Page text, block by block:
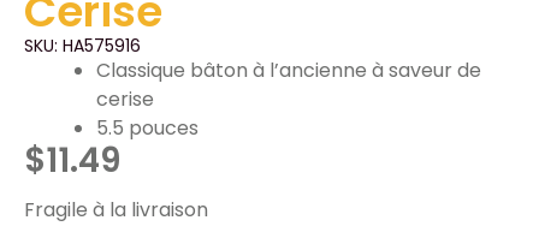
SKU: HA575916
Classique bâton à l’ancienne à saveur de
cerise
5.5 pouces
$11.49
Fragile à la livraison